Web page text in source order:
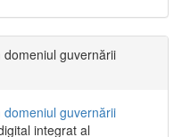
guvernării
guvernării
integrat al